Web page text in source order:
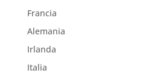
Francia
Alemania
Irlanda
Italia